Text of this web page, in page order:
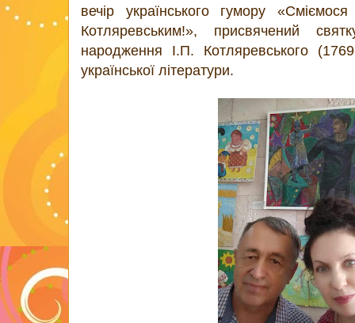
вечір українського гумору
Котляревським!», присвячений
народження І.П. Котляревського
української літератури.